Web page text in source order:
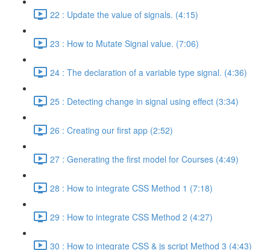
22 : Update the value of signals. (4:15)
23 : How to Mutate Signal value. (7:06)
24 : The declaration of a variable type signal. (4:36)
25 : Detecting change in signal using effect (3:34)
26 : Creating our first app (2:52)
27 : Generating the first model for Courses (4:49)
28 : How to integrate CSS Method 1 (7:18)
29 : How to integrate CSS Method 2 (4:27)
30 : How to integrate CSS & js script Method 3 (4:43)